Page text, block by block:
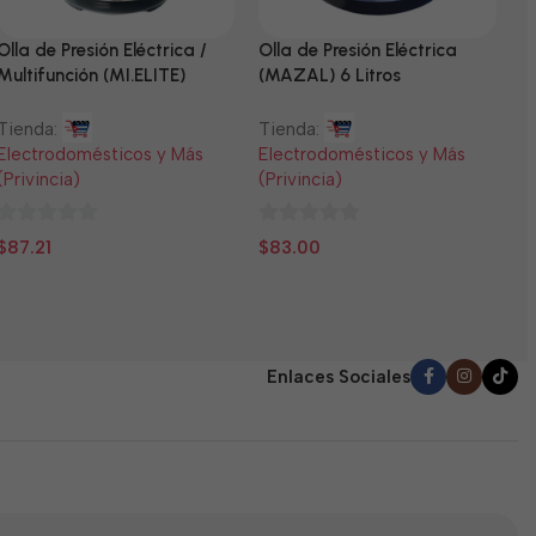
de Presión Eléctrica /
(MI.ELITE)
Electrodomésticos y Más
87.21
Olla de Presión Eléctrica
(MAZAL) 6 Litros
Tienda:
Electrodomésticos y Más
(Privincia)
0
$83.00
Enlaces Sociales